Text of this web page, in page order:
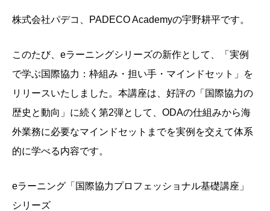
株式会社パデコ、PADECO Academyの宇野耕平です。
このたび、eラーニングシリーズの新作として、「実例
で学ぶ国際協力：枠組み・担い手・マインドセット」を
リリースいたしました。本講座は、好評の「国際協力の
歴史と動向」に続く第2弾として、ODAの仕組みから海
外業務に必要なマインドセットまでを実例を交えて体系
的に学べる内容です。
eラーニング「国際協力プロフェッショナル基礎講座」
シリーズ